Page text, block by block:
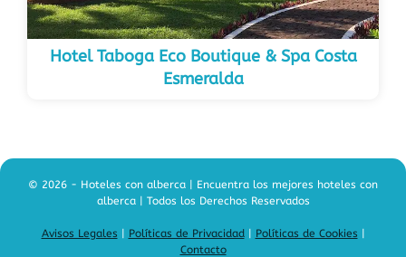
Hotel Taboga Eco Boutique & Spa Costa
Esmeralda
© 2026 - Hoteles con alberca | Encuentra los mejores hoteles con
alberca | Todos los Derechos Reservados
Avisos Legales Políticas de Privacidad| Políticas de Cookies
Contacto